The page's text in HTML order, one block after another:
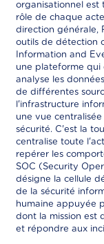
organisationnel est
rôle de chaque
direction générale,
outils de détection
Information and
une plateforme qui
analyse les
de différentes
l'infrastructure
une vue
sécurité. C'est la
centralise toute
repérer les
SOC (Security
désigne la cellule
de la sécurité
humaine appuyée
dont la mission est
et répondre aux